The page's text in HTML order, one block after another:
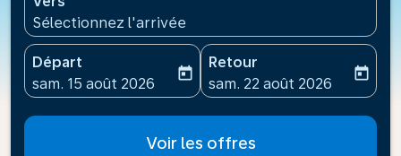
Sélectionnez l'arrivée
Départ
fc-booking-departure-date-aria-label
sam. 15 août 2026
today
Retour
fc-booking-return-date-
sam. 22 août 2026
today
Voir les offres